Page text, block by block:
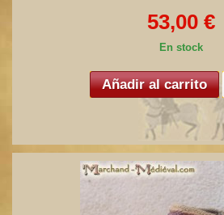
53,00 €
En stock
Añadir al carrito